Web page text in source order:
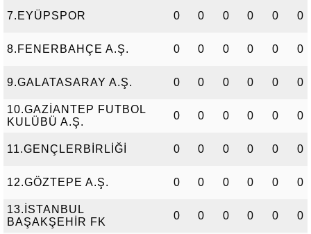
7.EYÜPSPOR 0 0 0 0 0 0
8.FENERBAHÇE A.Ş. 0 0 0 0 0 0
9.GALATASARAY A.Ş. 0 0 0 0 0 0
10.GAZİANTEP FUTBOL
KULÜBÜ A.Ş.
0 0 0 0 0 0
11.GENÇLERBİRLİĞİ 0 0 0 0 0 0
12.GÖZTEPE A.Ş. 0 0 0 0 0 0
13.İSTANBUL
BAŞAKŞEHİR FK
0 0 0 0 0 0